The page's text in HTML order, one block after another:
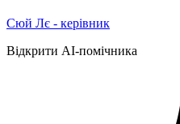
Сюй Лє - керівник
Відкрити AI-помічника